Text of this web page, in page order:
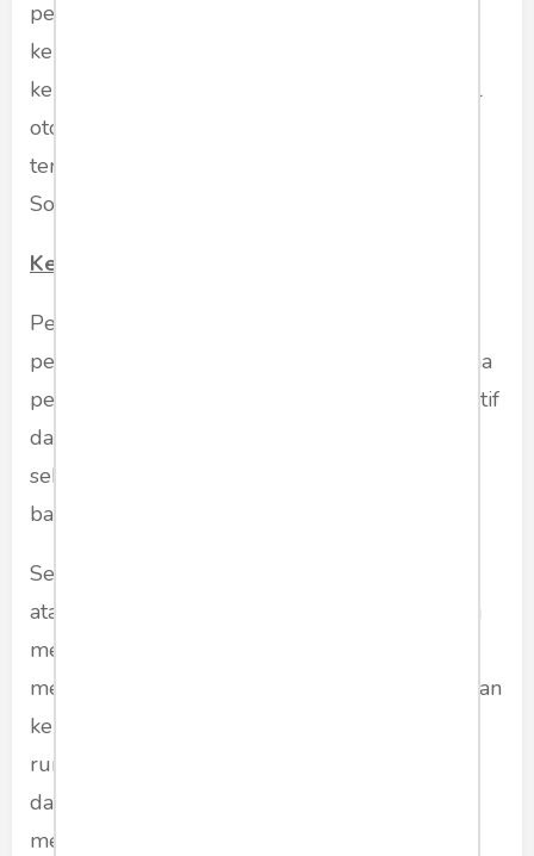
pencungkilan mata dan pemotongan jenis
kelamin dari tubuh pahlawan revolusi. Klaim
kekerasan ini akhirnya terbantahkan lewat hasil
otopsi terhadap jasad pahlawan revolusi yang
terkesan ditutupi pada masa pemerintahan
Soeharto.
Kendali pemerintah
Pemerintah harus segera menghentikan
pemutaran film Pengkhianatan GS30PKI karena
pemutaran film ini lebih banyak implikasi negatif
dalam edukasi kebenaran sejarah yang
seharusnya diajarkan pada generasi penerus
bangsa.
Sejarah tidak diajarkan di atas rekayasa fakta
atau digunakan untuk kepentingan politik yang
menghalalkan segala cara. Banyak politisi yang
menghalalkan segala cara untuk mengharumkan
kembali masa Orde Baru. Padahal, Orde Baru
runtuh karena praktik KKN yang sangat kental
dan pengekangan demokrasi yang
mengakibatkan sejumlah aktivis dan sejumlah